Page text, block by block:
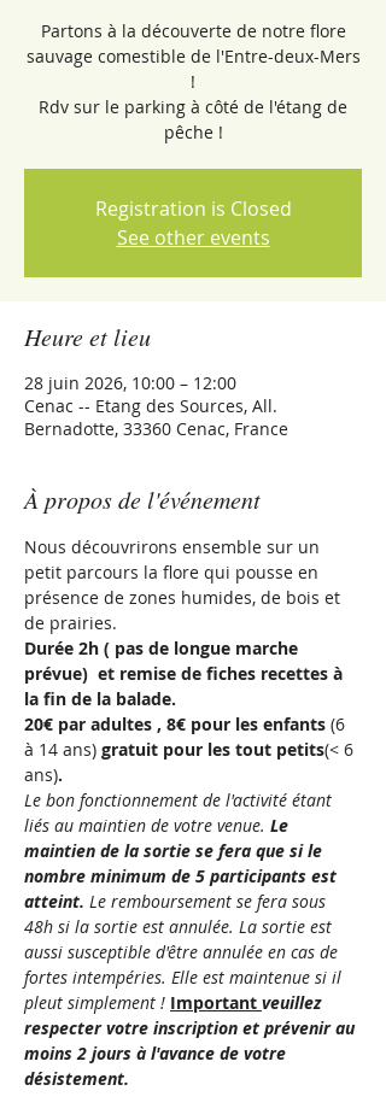
Partons à la découverte de notre flore
sauvage comestible de l'Entre-deux-Mers
!
Rdv sur le parking à côté de l'étang de
pêche !
Registration is Closed
See other events
Heure et lieu
28 juin 2026, 10:00 – 12:00
Cenac -- Etang des Sources, All.
Bernadotte, 33360 Cenac, France
À propos de l'événement
Nous découvrirons ensemble sur un
petit parcours la flore qui pousse en
présence de zones humides, de bois et
de prairies.
Durée 2h ( pas de longue marche
prévue)  et remise de fiches recettes à
la fin de la balade.
20€ par adultes , 8€ pour les enfants (6
à 14 ans) gratuit pour les tout petits(< 6
ans).
Le bon fonctionnement de l'activité étant
liés au maintien de votre venue. Le
maintien de la sortie se fera que si le
nombre minimum de 5 participants est
atteint. Le remboursement se fera sous
48h si la sortie est annulée. La sortie est
aussi susceptible d'être annulée en cas de
fortes intempéries. Elle est maintenue si il
pleut simplement ! Important veuillez
respecter votre inscription et prévenir au
moins 2 jours à l'avance de votre
désistement.